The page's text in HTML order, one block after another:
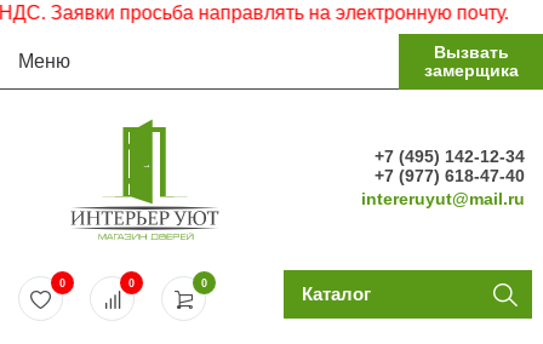
просьба направлять на электронную почту.
Меню
Вызвать
замерщика
+7 (495) 142-12-34
+7 (977) 618-47-40
intereruyut@mail.ru
0
0 0 Каталог